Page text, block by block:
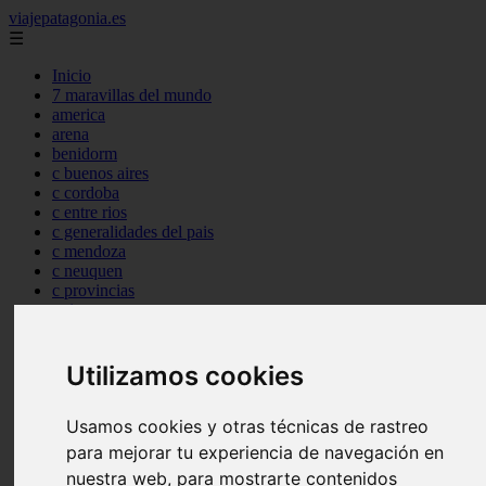
Utilizamos cookies
Usamos cookies y otras técnicas de rastreo
para mejorar tu experiencia de navegación en
nuestra web, para mostrarte contenidos
viajepatagonia.es
☰
Inicio
7 maravillas del mundo
america
arena
benidorm
c buenos aires
c cordoba
c entre rios
c generalidades del pais
c mendoza
c neuquen
c provincias
c rio negro
c tucuman
c zona austral
category
destinos
gijon